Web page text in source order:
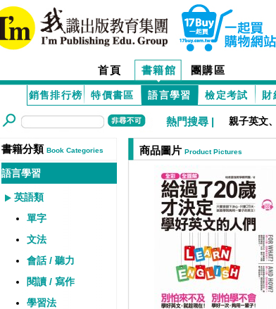
首頁 書籍館 團購區
銷售排行榜 特價書區 語言學習 檢定考試 財
熱門搜尋 | 親子英文、
書籍分類 Book Categories
語言學習
英語類
單字
文法
會話 / 聽力
閱讀 / 寫作
學習法
商品圖片 Product Pictures